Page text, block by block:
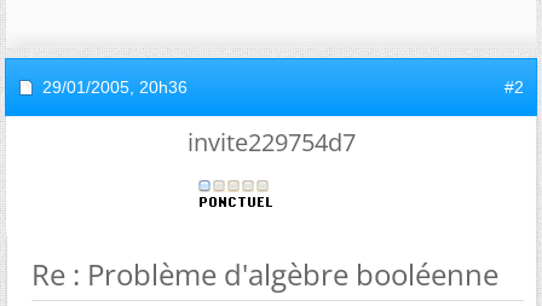
29/01/2005, 20h36 #2
invite229754d7
Re : Problème d'algèbre booléenne